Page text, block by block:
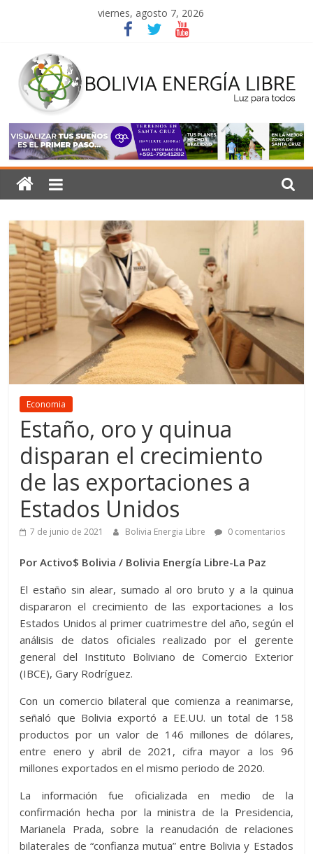
viernes, agosto 7, 2026
Bolivia
Energía
Libre
Luz
para
todos
Economia
Estaño, oro y quinua
disparan el crecimiento
de las exportaciones a
Estados Unidos
7 de junio de 2021 Bolivia Energia Libre 0 comentarios
Por Activo$ Bolivia / Bolivia Energía Libre-La Paz
El estaño sin alear, sumado al oro bruto y a la quinua
dispararon el crecimiento de las exportaciones a los
Estados Unidos al primer cuatrimestre del año, según el
análisis de datos oficiales realizado por el gerente
general del Instituto Boliviano de Comercio Exterior
(IBCE), Gary Rodríguez.
Con un comercio bilateral que comienza a reanimarse,
señaló que Bolivia exportó a EE.UU. un total de 158
productos por un valor de 146 millones de dólares,
entre enero y abril de 2021, cifra mayor a los 96
millones exportados en el mismo periodo de 2020.
La información fue oficializada en medio de la
confirmación hecha por la ministra de la Presidencia,
Marianela Prada, sobre la reanudación de relaciones
bilaterales de “confianza mutua” entre Bolivia y Estados